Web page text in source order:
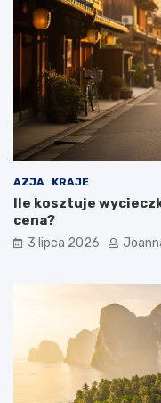
AZJA KRAJE
Ile kosztuje
cena?
3 lipca 2026